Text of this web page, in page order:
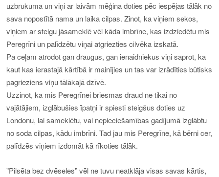
uzbrukuma un viņi ar laivām mēģina doties pēc iespējas tālāk no
sava nopostītā nama un laika cilpas. Zinot, ka viņiem sekos,
viņiem ar steigu jāsameklē vēl kāda imbrīne, kas izdziedētu mis
Peregrīni un palīdzētu viņai atgriezties cilvēka izskatā.
Pa ceļam atrodot gan draugus, gan ienaidniekus viņi saprot, ka
kaut kas ierastajā kārtībā ir mainījies un tas var izrādīties būtisks
pagrieziens viņu tālākajā dzīvē.
Uzzinot, ka mis Peregrīnei briesmas draud ne tikai no
vajātājiem, izglābušies īpatņi ir spiesti steigšus doties uz
Londonu, lai sameklētu, vai nepieciešamības gadījumā izglābtu
no soda cilpas, kādu imbrīni. Tad jau mis Peregrīne, kā bērni cer,
palīdzēs viņiem izdomāt kā rīkoties tālāk.
”Pilsēta bez dvēseles” vēl ne tuvu neatklāja visas savas kārtis,